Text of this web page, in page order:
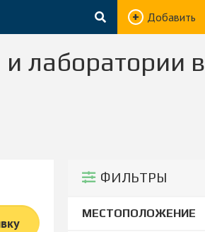
Добавить
лаборатории в
ФИЛЬТРЫ
МЕСТОПОЛОЖЕНИЕ